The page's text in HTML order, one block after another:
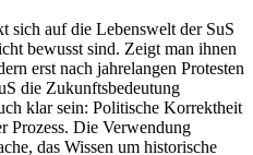
auf die Lebenswelt der SuS
bewusst sind. Zeigt man ihnen
erst nach jahrelangen Protesten
die Zukunftsbedeutung
klar sein: Politische Korrektheit
Prozess. Die Verwendung
das Wissen um historische